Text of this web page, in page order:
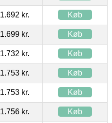
1.692 kr. Køb
1.699 kr. Køb
1.732 kr. Køb
1.753 kr. Køb
1.753 kr. Køb
1.756 kr. Køb